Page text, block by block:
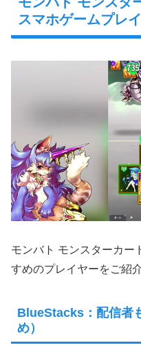
スマホゲームプレ
モンバト モンスターカー
すめのプレイヤーをご紹
BlueStacks：配信者
め）